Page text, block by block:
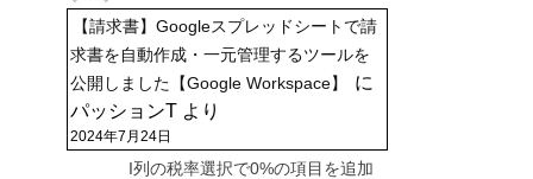
【請求書】Googleスプレッドシートで請
求書を自動作成・一元管理するツールを
公開しました【Google Workspace】
に
パッションT より
2024年7月24日
I列の税率選択で0%の項目を追加